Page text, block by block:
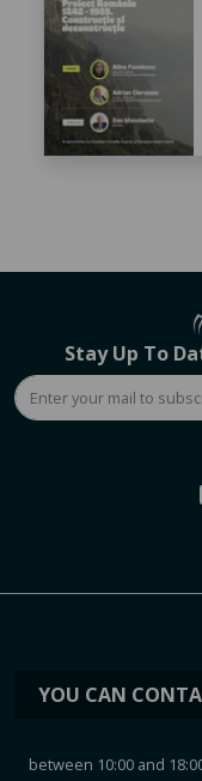
Stay Up To
YOU CAN
between 10:00 and